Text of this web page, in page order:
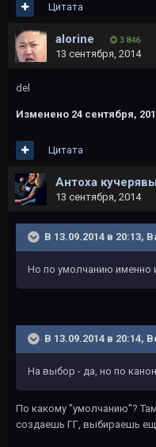
Цитата
alorine 3 846
13 сентября, 2014
del
Изменено 24 сентября,
Цитата
Антоха
13 сентября, 2014
В 13.09.2014 в 20:13,
Но по умолчанию именно
В 13.09.2014 в 20:14,
На выбор - да, но по
По какому "умолчанию"?
создаешь ГГ, выбираешь